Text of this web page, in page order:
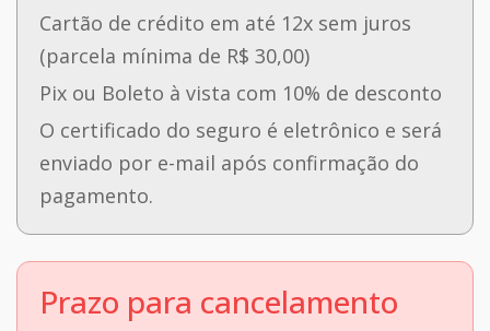
Cartão de crédito em até 12x sem juros
(parcela mínima de R$ 30,00)
Pix ou Boleto à vista com 10% de desconto
O certificado do seguro é eletrônico e será
enviado por e-mail após confirmação do
pagamento.
Prazo para cancelamento